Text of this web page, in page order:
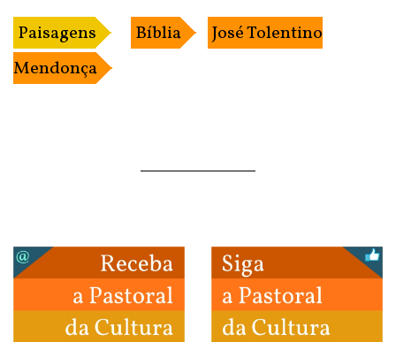
Paisagens Bíblia
José Tolentino
Mendonça